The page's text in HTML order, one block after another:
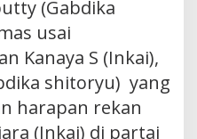
(Gabdika
usai
Kanaya S (Inkai),
shitoryu) yang
harapan rekan
(Inkai) di partai